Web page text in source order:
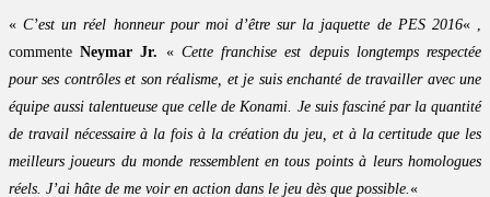
«C’est un réel honneur pour moi d’être sur la jaquette de PES 2016« ,
commenteNeymar Jr. « Cette franchise est depuis longtemps respectée
pour ses contrôles et son réalisme, et je suis enchanté de travailler avec une
équipe aussi talentueuse que celle de Konami. Je suis fasciné par la quantité
de travail nécessaire à la fois à la création du jeu, et à la certitude que les
meilleurs joueurs du monde ressemblent en tous points à leurs homologues
réels. J’ai hâte de me voir en action dans le jeu dès que possible.«